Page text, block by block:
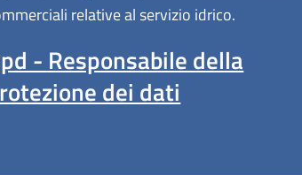
relative al servizio idrico.
- Responsabile della
dei dati